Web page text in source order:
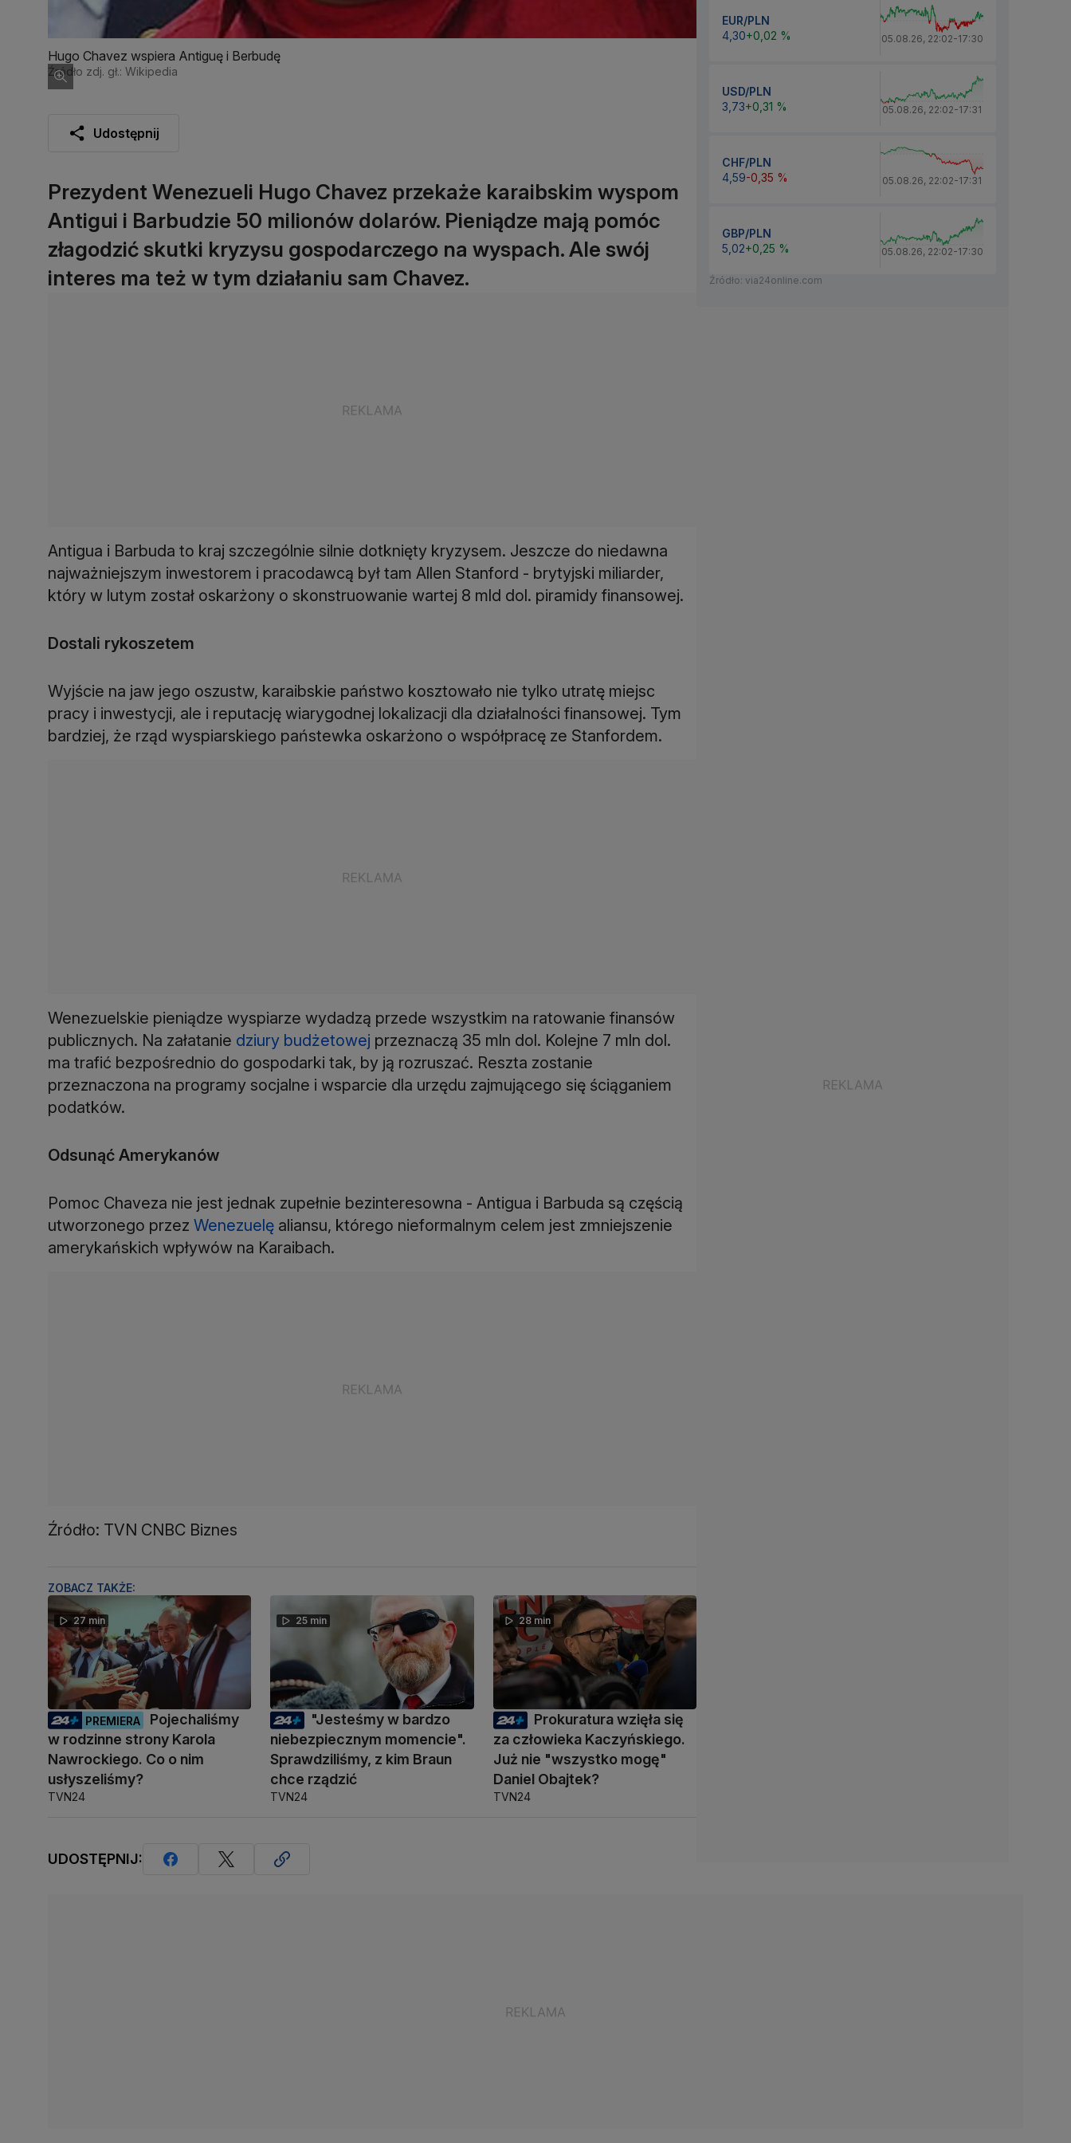
Hugo Chavez wspiera Antiguę i Berbudę
Źródło zdj. gł.: Wikipedia
Udostępnij
Prezydent Wenezueli Hugo Chavez przekaże karaibskim wyspom
Antigui i Barbudzie 50 milionów dolarów. Pieniądze mają pomóc
złagodzić skutki kryzysu gospodarczego na wyspach. Ale swój
interes ma też w tym działaniu sam Chavez.
Antigua i Barbuda to kraj szczególnie silnie dotknięty kryzysem. Jeszcze do niedawna
najważniejszym inwestorem i pracodawcą był tam Allen Stanford - brytyjski miliarder,
który w lutym został oskarżony o skonstruowanie wartej 8 mld dol. piramidy finansowej.
Dostali rykoszetem
Wyjście na jaw jego oszustw, karaibskie państwo kosztowało nie tylko utratę miejsc
pracy i inwestycji, ale i reputację wiarygodnej lokalizacji dla działalności finansowej. Tym
bardziej, że rząd wyspiarskiego państewka oskarżono o współpracę ze Stanfordem.
Wenezuelskie pieniądze wyspiarze wydadzą przede wszystkim na ratowanie finansów
publicznych. Na załatanie dziury budżetowej przeznaczą 35 mln dol. Kolejne 7 mln dol.
ma trafić bezpośrednio do gospodarki tak, by ją rozruszać. Reszta zostanie
przeznaczona na programy socjalne i wsparcie dla urzędu zajmującego się ściąganiem
podatków.
Odsunąć Amerykanów
Pomoc Chaveza nie jest jednak zupełnie bezinteresowna - Antigua i Barbuda są częścią
utworzonego przez Wenezuelę aliansu, którego nieformalnym celem jest zmniejszenie
amerykańskich wpływów na Karaibach.
Źródło: TVN CNBC Biznes
ZOBACZ TAKŻE:
27 min
PREMIERA
Pojechaliśmy
w rodzinne strony Karola
Nawrockiego. Co o nim
usłyszeliśmy?
TVN24
25 min
"Jesteśmy w bardzo
niebezpiecznym momencie".
Sprawdziliśmy, z kim Braun
chce rządzić
TVN24
28 min
Prokuratura wzięła się
za człowieka Kaczyńskiego.
Już nie "wszystko mogę"
Daniel Obajtek?
TVN24
UDOSTĘPNIJ:
EUR/PLN
4,30+0,02 % 05.08.26, 22:02-17:30
USD/PLN
3,73+0,31 % 05.08.26, 22:02-17:31
CHF/PLN
4,59-0,35 % 05.08.26, 22:02-17:31
GBP/PLN
5,02+0,25 % 05.08.26, 22:02-17:30
Źródło: via24online.com